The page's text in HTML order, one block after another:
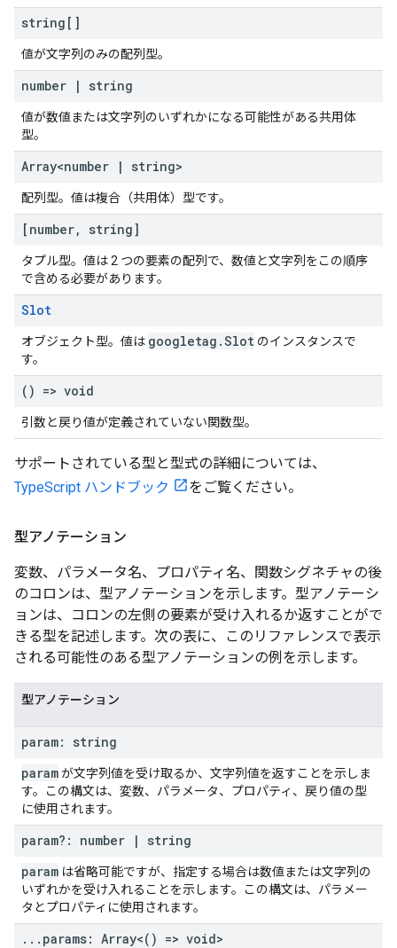
string[]
値が文字列のみの配列型。
number | string
値が数値または文字列のいずれかになる可能性がある共用体
型。
Array<number | string>
配列型。値は複合（共用体）型です。
[number, string]
タプル型。値は 2 つの要素の配列で、数値と文字列をこの順序
で含める必要があります。
Slot
オブジェクト型。値は googletag .Slot のインスタンスで
す。
() => void
引数と戻り値が定義されていない関数型。
サポートされている型と型式の詳細については、
TypeScript ハンドブック
をご覧ください。
型アノテーション
変数、パラメータ名、プロパティ名、関数シグネチャの後
のコロンは、型アノテーションを示します。型アノテーシ
ョンは、コロンの左側の要素が受け入れるか返すことがで
きる型を記述します。次の表に、このリファレンスで表示
される可能性のある型アノテーションの例を示します。
型アノテーション
param: string
paramが文字列値を受け取るか、文字列値を返すことを示しま
す。この構文は、変数、パラメータ、プロパティ、戻り値の型
に使用されます。
param?: number |
string
param は省略可能ですが、指定する場合は数値または文字列の
いずれかを受け入れることを示します。この構文は、パラメー
タとプロパティに使用されます。
. . . params: Array<() => void>